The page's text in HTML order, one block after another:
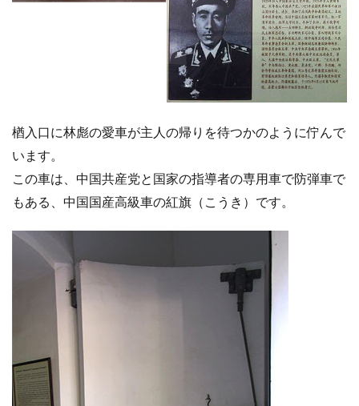
楢入口に林彪の愛車が主人の帰りを待つかのように佇んで
います。
この車は、中国共産党と国家の指導者の専用車で防弾車で
もある、中国国産高級車の紅旗（こうき）です。